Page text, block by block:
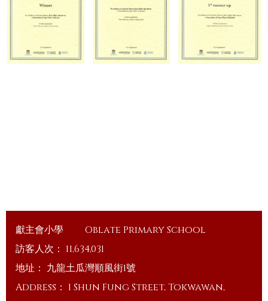
獻主會小學
Oblate Primary School
訪客人次： 11,634,031
地址： 九龍土瓜灣順風街1號
Address： 1 Shun Fung Street, Tokwawan,